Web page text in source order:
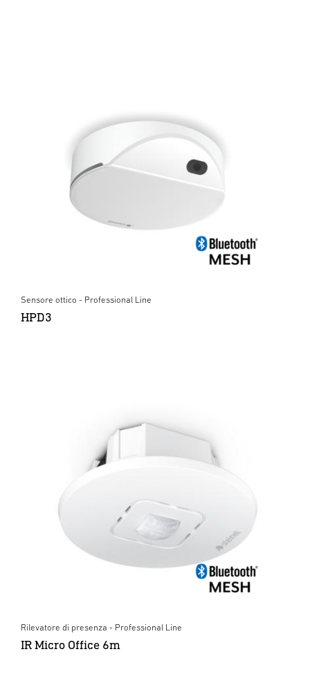
Sensore ottico - Professional Line
HPD3
Rilevatore di presenza - Professional Line
IR Micro Office 6m